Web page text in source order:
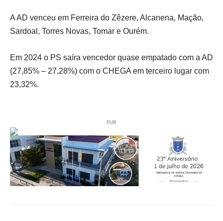
A AD venceu em Ferreira do Zêzere, Alcanena, Mação,
Sardoal, Torres Novas, Tomar e Ourém.
Em 2024 o PS saíra vencedor quase empatado com a AD
(27,85% – 27,28%) com o CHEGA em terceiro lugar com
23,32%.
PUB